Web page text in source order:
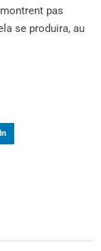
pas
se produira, au